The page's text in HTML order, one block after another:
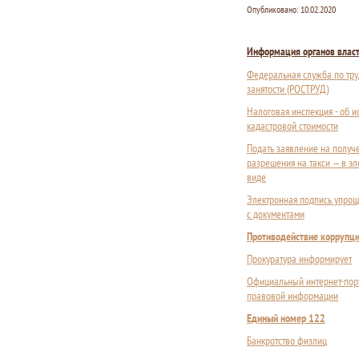
Опубликовано: 10.02.2020
Информация органов
Федеральная служба по
занятости (РОСТРУД)
Налоговая инспекция - об
кадастровой стоимости
Подать заявление на
разрешения на такси — в
виде
Электронная подпись
с документами
Противодействие
Прокуратура информирует
Официальный интернет-
правовой информации
Единый номер 122
Банкротство физлиц